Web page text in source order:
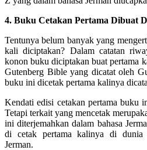
4. Buku Cetakan Pertama Dibuat
Tentunya belum banyak yang
kali diciptakan? Dalam catatan
konon buku diciptakan buat pertama
Gutenberg Bible yang dicatat oleh
buku ini dicetak pertama kalinya
Kendati edisi cetakan pertama buku
Tetapi terkait yang mencetak
ini diterjemahkan dalam bahasa
di cetak pertama kalinya di dunia
Jerman.